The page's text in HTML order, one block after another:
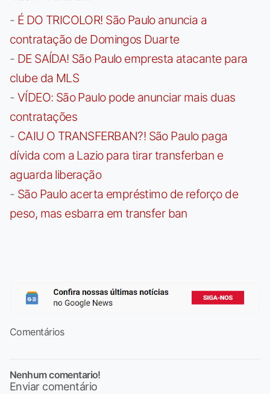
- É DO TRICOLOR! São Paulo anuncia a
contratação de Domingos Duarte
- DE SAÍDA! São Paulo empresta atacante para
clube da MLS
- VÍDEO: São Paulo pode anunciar mais duas
contratações
- CAIU O TRANSFERBAN?! São Paulo paga
dívida com a Lazio para tirar transferban e
aguarda liberação
- São Paulo acerta empréstimo de reforço de
peso, mas esbarra em transfer ban
Comentários
Nenhum comentario!
Enviar comentário